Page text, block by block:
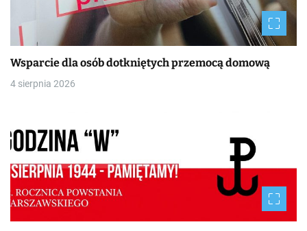
Wsparcie dla osób dotkniętych przemocą domową
4 sierpnia 2026